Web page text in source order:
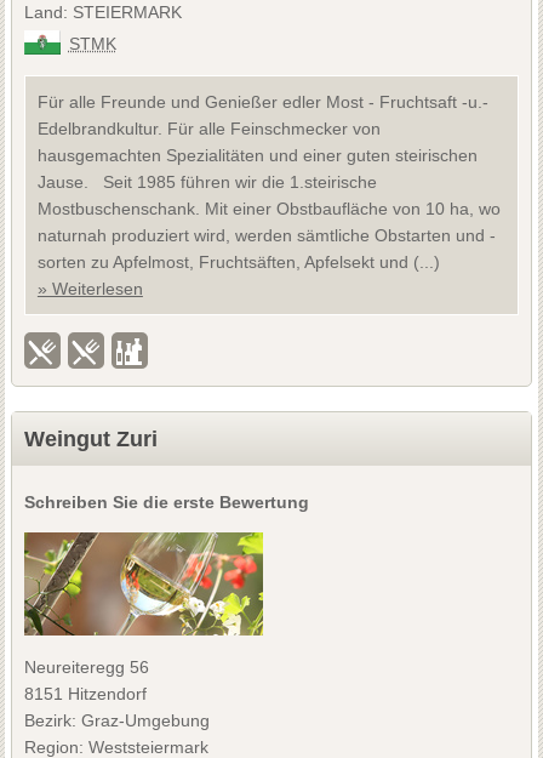
Land: STEIERMARK
STMK
Für alle Freunde und Genießer edler Most - Fruchtsaft -u.-
Edelbrandkultur. Für alle Feinschmecker von
hausgemachten Spezialitäten und einer guten steirischen
Jause. Seit 1985 führen wir die 1.steirische
Mostbuschenschank. Mit einer Obstbaufläche von 10 ha, wo
naturnah produziert wird, werden sämtliche Obstarten und -
sorten zu Apfelmost, Fruchtsäften, Apfelsekt und (...)
» Weiterlesen
Weingut Zuri
Schreiben Sie die erste Bewertung
Neureiteregg 56
8151 Hitzendorf
Bezirk: Graz-Umgebung
Region: Weststeiermark